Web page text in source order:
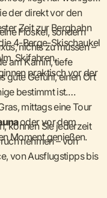
der direkt vor den
Zeit zur Bergbahn
4-Berge-Skischaukel
Skifahren,
praktisch vor der
Floskel, sondern
nichts zu müssen –
am Kamin, tiefe
gute Gefühl, einen Ort
bestimmt ist.
mittags eine Tour
oder vor dem
Moment genießen.
können Sie jederzeit
nehmen – von
von Ausflugstipps bis